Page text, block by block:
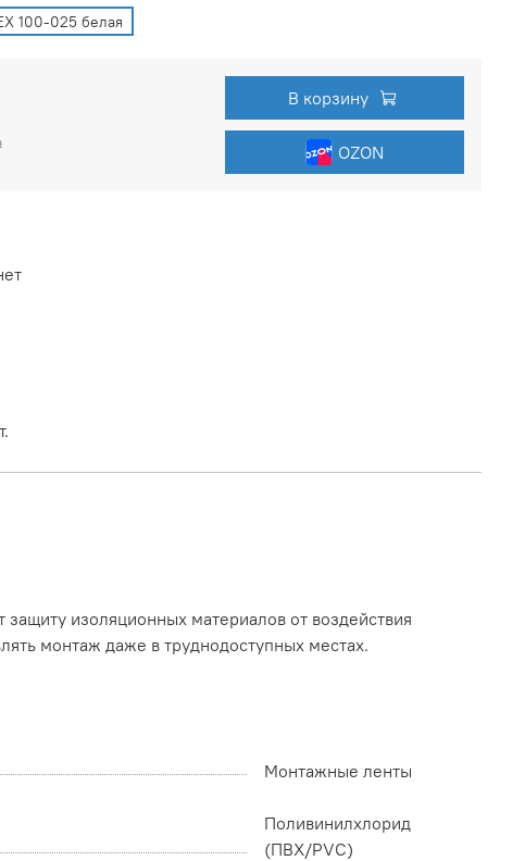
100-025 белая
В корзину
OZON
изоляционных материалов от воздействия
монтаж даже в труднодоступных местах.
Монтажные ленты
Поливинилхлорид
(ПВХ/PVC)